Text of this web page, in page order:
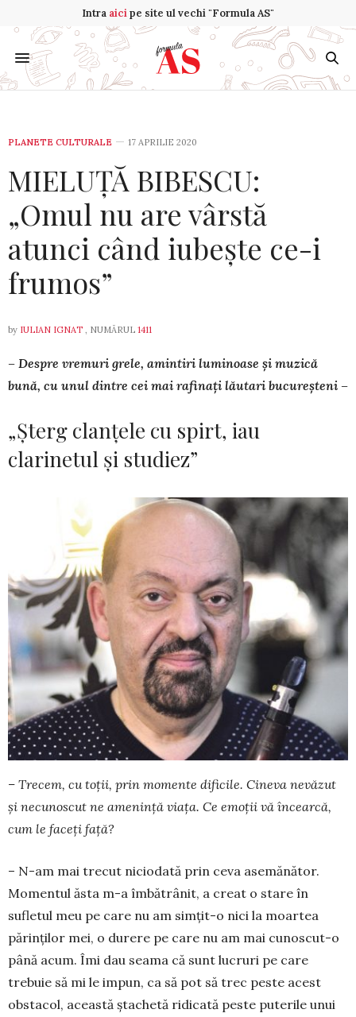
Intra aicipe site ul vechi "Formula AS"
PLANETE CULTURALE 17 APRILIE 2020
MIELUȚĂ BIBESCU:
„Omul nu are vârstă
atunci când iubește ce-i
frumos”
by IULIAN IGNAT , NUMĂRUL 1411
– Despre vremuri grele, amintiri luminoase și muzică
bună, cu unul dintre cei mai rafinați lăutari bucureșteni –
„Șterg clanțele cu spirt, iau
clarinetul și studiez”
– Trecem, cu toții, prin momente dificile. Cineva nevăzut
și necunoscut ne amenință viața. Ce emoții vă încearcă,
cum le faceți față?
– N-am mai trecut niciodată prin ceva ase­mă­nător.
Momentul ăsta m-a îmbătrânit, a creat o sta­re în
sufletul meu pe care nu am simțit-o nici la moartea
părinților mei, o durere pe care nu am mai cunoscut-o
până acum. Îmi dau seama că sunt lucruri pe care
trebuie să mi le impun, ca să pot să trec peste acest
obstacol, această ștachetă ridicată peste puterile unui